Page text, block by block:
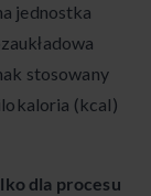
jednostka
stosowany
(kcal)
dla procesu